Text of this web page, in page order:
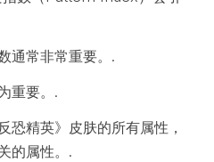
通常非常重要。.
重要。.
恐精英》皮肤的所有属性，
的属性。.